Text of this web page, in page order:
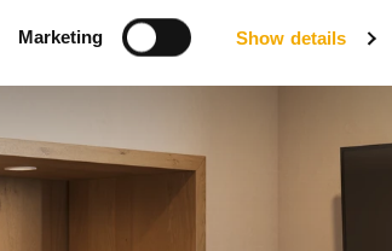
Marketing Show details
Estonija
Velika Britanija